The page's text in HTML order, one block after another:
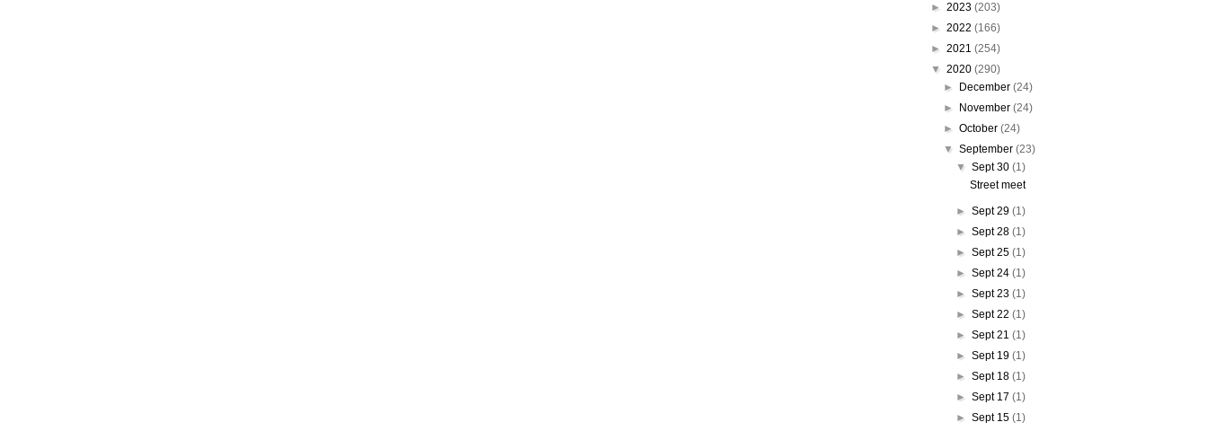
► 2023 (203)
► 2022 (166)
► 2021 (254)
▼ 2020 (290)
►
December (24)
►
November (24)
► October (24)
▼ September (23)
▼Sept 30(1)
Street meet
►Sept 29(1)
►Sept 28(1)
►Sept 25(1)
►Sept 24(1)
►Sept 23(1)
►Sept 22(1)
►Sept 21(1)
►Sept 19(1)
►Sept 18(1)
►Sept 17(1)
►Sept 15(1)